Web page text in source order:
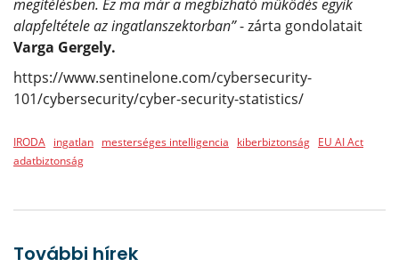
megítélésben. Ez ma már a megbízható működés egyik
alapfeltétele az ingatlanszektorban”- zárta gondolatait
Varga Gergely.
https://www.sentinelone.com/cybersecurity-
101/cybersecurity/cyber-security-statistics/
IRODA ingatlan mesterséges intelligencia kiberbiztonság EU AI Act
adatbiztonság
További hírek